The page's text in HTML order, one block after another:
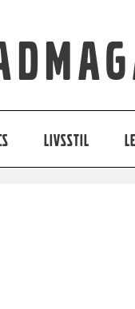
LIVSSTIL